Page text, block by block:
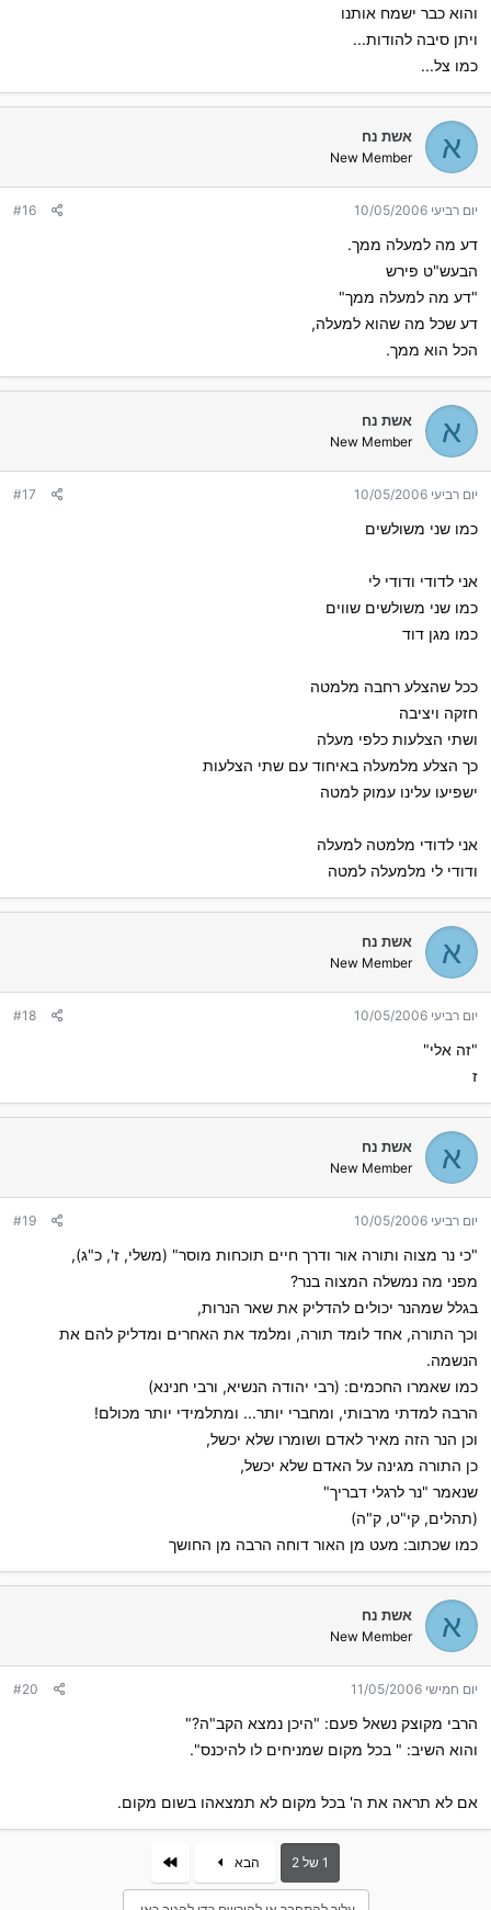
והוא כבר ישמח אותנו
ויתן סיבה להודות...
כמו צל...
א אשת נח
New Member
יום רביעי 10/05/2006 #16
דע מה למעלה ממך.
הבעש"ט פירש
"דע מה למעלה ממך"
דע שכל מה שהוא למעלה,
הכל הוא ממך.
א אשת נח
New Member
יום רביעי 10/05/2006 #17
כמו שני משולשים
אני לדודי ודודי לי
כמו שני משולשים שווים
כמו מגן דוד
ככל שהצלע רחבה מלמטה
חזקה ויציבה
ושתי הצלעות כלפי מעלה
כך הצלע מלמעלה באיחוד עם שתי הצלעות
ישפיעו עלינו עמוק למטה
אני לדודי מלמטה למעלה
ודודי לי מלמעלה למטה
א אשת נח
New Member
יום רביעי 10/05/2006 #18
"זה אלי"
ז
א אשת נח
New Member
יום רביעי 10/05/2006 #19
"כי נר מצוה ותורה אור ודרך חיים תוכחות מוסר" (משלי, ז', כ"ג),
מפני מה נמשלה המצוה בנר?
בגלל שמהנר יכולים להדליק את שאר הנרות,
וכך התורה, אחד לומד תורה, ומלמד את האחרים ומדליק להם את
הנשמה.
כמו שאמרו החכמים: (רבי יהודה הנשיא, ורבי חנינא)
הרבה למדתי מרבותי, ומחברי יותר... ומתלמידי יותר מכולם!
וכן הנר הזה מאיר לאדם ושומרו שלא יכשל,
כן התורה מגינה על האדם שלא יכשל,
שנאמר "נר לרגלי דבריך"
(תהלים, קי"ט, ק"ה)
כמו שכתוב: מעט מן האור דוחה הרבה מן החושך
א אשת נח
New Member
יום חמישי 11/05/2006 #20
הרבי מקוצק נשאל פעם: "היכן נמצא הקב"ה?"
והוא השיב: " בכל מקום שמניחים לו להיכנס".
אם לא תראה את ה' בכל מקום לא תמצאהו בשום מקום.
1 של 2 הבא